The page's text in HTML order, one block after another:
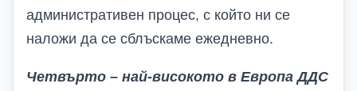
административен процес, с който ни се
наложи да се сблъскаме ежедневно.
Четвърто – най-високото в Европа ДДС